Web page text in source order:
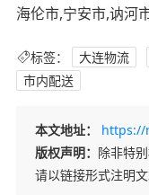
海伦市,宁安市,讷河
标签： 大连物流
市内配送
本文地址：
https://
版权声明： 除非特
请以链接形式注明文